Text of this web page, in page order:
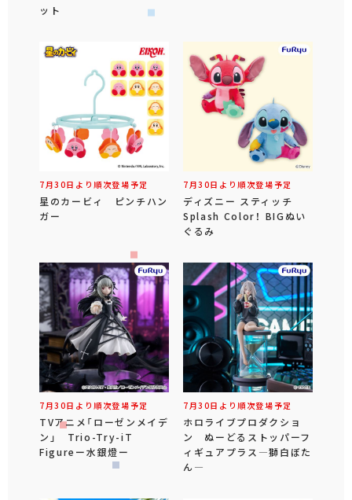
ット
7月30日より順次登場予定
星のカービィ ピンチハン
ガー
7月30日より順次登場予定
ディズニー スティッチ
Splash Color！ BIGぬい
ぐるみ
7月30日より順次登場予定
TVアニメ「ローゼンメイデ
ン」 Trio-Try-iT
Figureー水銀燈ー
7月30日より順次登場予定
ホロライブプロダクショ
ン ぬーどるストッパーフ
ィギュアプラス―獅白ぼた
ん―